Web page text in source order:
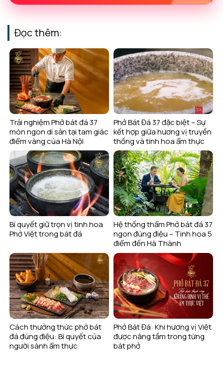
Đọc thêm:
Trải nghiệm Phở bát đá 37
món ngon di sản tại tam giác
điểm vàng của Hà Nội
Phở Bát Đá 37 đặc biệt – Sự
kết hợp giữa hương vị truyền
thống và tinh hoa ẩm thực
hiện đại
Bí quyết giữ trọn vị tinh hoa
Phở Việt trong bát đá
Hệ thống thẩm Phở bát đá 37
ngon đúng điệu – Tinh hoa 5
điểm đến Hà Thành
Cách thưởng thức phở bát
đá đúng điệu: Bí quyết của
người sành ẩm thực
Phở Bát Đá: Khi hương vị Việt
được nâng tầm trong từng
bát phở